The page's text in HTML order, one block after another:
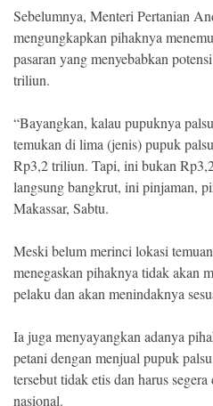
Sebelumnya, Menteri Pertanian
mengungkapkan pihaknya
pasaran yang menyebabkan
triliun.
“Bayangkan, kalau pupuknya
temukan di lima (jenis) pupuk
Rp3,2 triliun. Tapi, ini bukan
langsung bangkrut, ini pinjaman,
Makassar, Sabtu.
Meski belum merinci lokasi
menegaskan pihaknya tidak akan
pelaku dan akan menindaknya
Ia juga menyayangkan adanya
petani dengan menjual pupuk
tersebut tidak etis dan harus
nasional.